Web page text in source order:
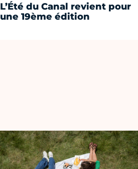
L’Été du Canal revient pour
une 19ème édition